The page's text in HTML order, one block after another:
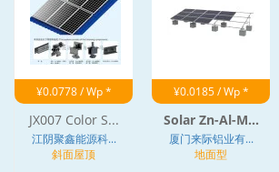
¥0.0778 / Wp *
JX007 Color S...
江阴聚鑫能源科...
斜面屋顶
¥0.0185 / Wp *
Solar Zn-Al-M...
厦门来际铝业有...
地面型